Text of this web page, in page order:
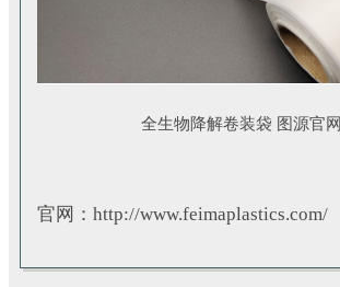
全生物降解卷装袋 图源官网
官网：http://www.feimaplastics.com/